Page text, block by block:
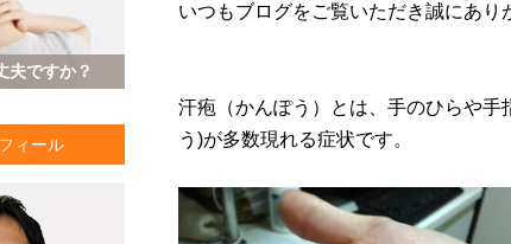
いつもブログをご覧いただき誠にあり
汗疱（かんぽう）とは、手のひらや手
う)が多数現れる症状です。
夫ですか？
ィール